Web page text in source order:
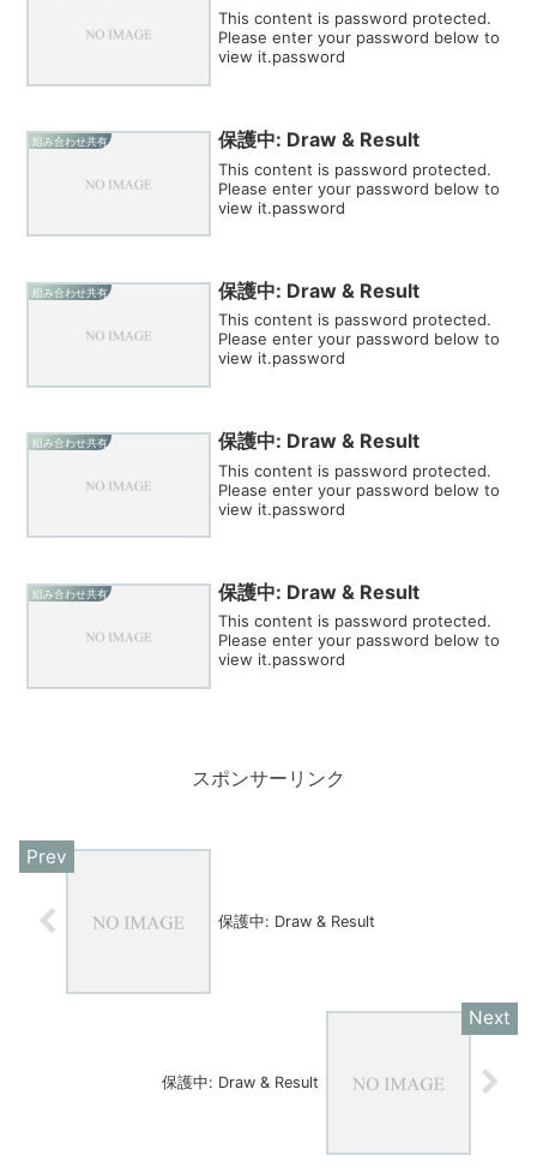
This content is password protected.
Please enter your password below to
view it.password
組み合わせ共有 保護中: Draw & Result
This content is password protected.
Please enter your password below to
view it.password
組み合わせ共有 保護中: Draw & Result
This content is password protected.
Please enter your password below to
view it.password
組み合わせ共有 保護中: Draw & Result
This content is password protected.
Please enter your password below to
view it.password
組み合わせ共有 保護中: Draw & Result
This content is password protected.
Please enter your password below to
view it.password
スポンサーリンク
保護中: Draw & Result
保護中: Draw & Result